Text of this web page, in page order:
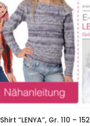
Shirt “LENYA”, Gr. 110 – 152